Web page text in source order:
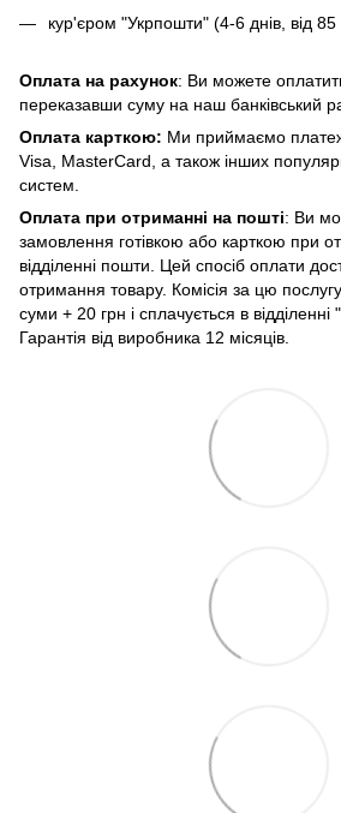
кур'єром "Укрпошти" (4-6 днів, від 85
Оплата на рахунок: Ви можете
переказавши суму на наш банківський
Оплата карткою: Ми приймаємо
Visa, MasterCard, а також інших
систем.
Оплата при отриманні на пошті: Ви
замовлення готівкою або карткою при
відділенні пошти. Цей спосіб оплати
отримання товару. Комісія за цю
суми + 20 грн і сплачується в
Гарантія від виробника 12 місяців.